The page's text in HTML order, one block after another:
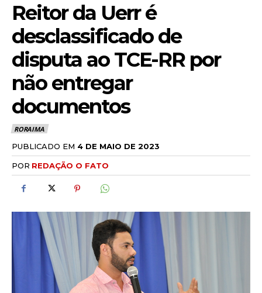
Reitor da Uerr é
desclassificado de
disputa ao TCE-RR por
não entregar
documentos
RORAIMA
PUBLICADO EM 4 DE MAIO DE 2023
POR REDAÇÃO O FATO